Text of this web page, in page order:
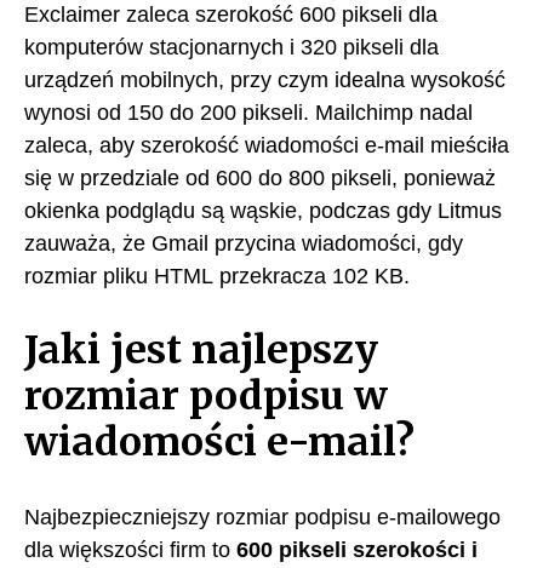
Exclaimer zaleca szerokość 600 pikseli dla
komputerów stacjonarnych i 320 pikseli dla
urządzeń mobilnych, przy czym idealna wysokość
wynosi od 150 do 200 pikseli. Mailchimp nadal
zaleca, aby szerokość wiadomości e-mail mieściła
się w przedziale od 600 do 800 pikseli, ponieważ
okienka podglądu są wąskie, podczas gdy Litmus
zauważa, że Gmail przycina wiadomości, gdy
rozmiar pliku HTML przekracza 102 KB.
Jaki jest najlepszy
rozmiar podpisu w
wiadomości e-mail?
Najbezpieczniejszy rozmiar podpisu e-mailowego
dla większości firm to 600 pikseli szerokości i